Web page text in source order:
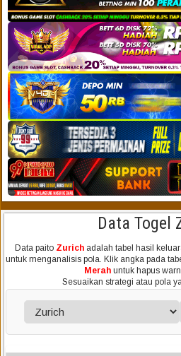
Data Togel
Data paito Zurich adalah tabel hasil
untuk menganalisis pola. Klik angka pada
Merahuntuk hapus
Sesuaikan strategi atau pola